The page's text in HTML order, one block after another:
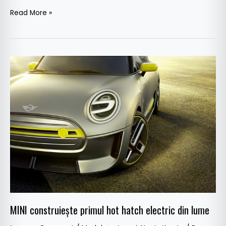
Read More »
MINI construiește primul hot hatch electric din lume
MINI
construiește
primul
hot
hatch
electric
din
lume